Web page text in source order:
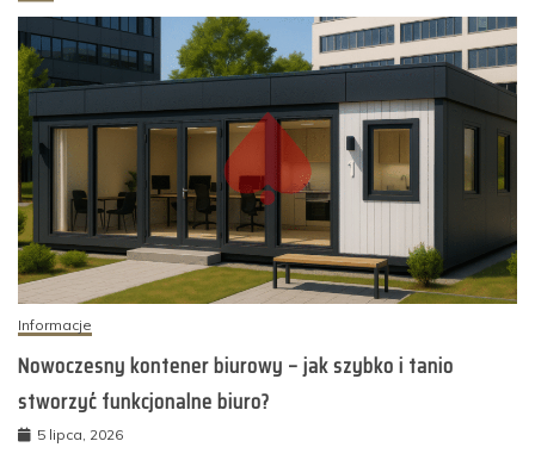
Informacje
Nowoczesny kontener biurowy – jak szybko i tanio
stworzyć funkcjonalne biuro?
5 lipca, 2026